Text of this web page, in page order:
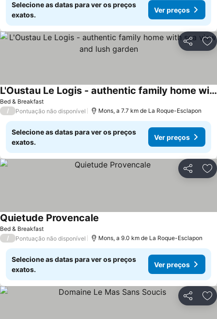
Selecione as datas para ver os preços
exatos.
Ver preços
Partilhar
Bed & Breakfast
L'Oustau Le Logis - authentic family home with sea view and lush garden
Ver preços
/ Pontuação não disponível Mons, a 7.7 km de La Roque-Esclapon
Selecione as datas para ver os preços
exatos.
Ver preços
Partilhar
Bed & Breakfast
Quietude Provencale
/ Pontuação não disponível Mons, a 9.0 km de La Roque-Esclapon
Selecione as datas para ver os preços
exatos.
Ver preços
Partilhar